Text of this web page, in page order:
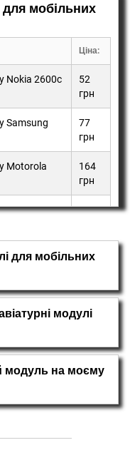
для мобільних
Ціна:
Nokia 2600c
52
грн
Samsung
77
грн
Motorola
164
грн
HTC T8585
162
для мобільних
модулі
модуль на моєму